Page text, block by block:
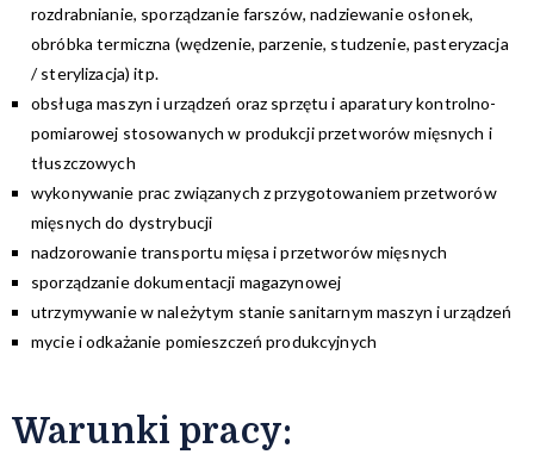
rozdrabnianie, sporządzanie farszów, nadziewanie osłonek,
obróbka termiczna (wędzenie, parzenie, studzenie, pasteryzacja
/ sterylizacja) itp.
obsługa maszyn i urządzeń oraz sprzętu i aparatury kontrolno-
pomiarowej stosowanych w produkcji przetworów mięsnych i
tłuszczowych
wykonywanie prac związanych z przygotowaniem przetworów
mięsnych do dystrybucji
nadzorowanie transportu mięsa i przetworów mięsnych
sporządzanie dokumentacji magazynowej
utrzymywanie w należytym stanie sanitarnym maszyn i urządzeń
mycie i odkażanie pomieszczeń produkcyjnych
Warunki pracy: